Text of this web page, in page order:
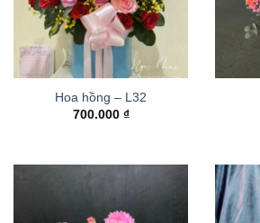
Hoa hồng – L32
700.000 ₫